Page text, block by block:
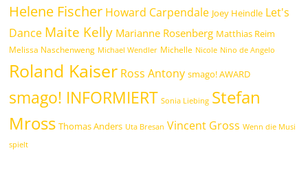
Helene Fischer Howard Carpendale Joey Heindle Let's
Dance Maite Kelly Marianne Rosenberg Matthias Reim
Melissa Naschenweng Michael Wendler Michelle Nicole Nino de Angelo
Roland Kaiser Ross Antony smago! AWARD
smago! INFORMIERT Sonia Liebing Stefan
Mross Thomas Anders Uta Bresan Vincent Gross Wenn die Musi
spielt